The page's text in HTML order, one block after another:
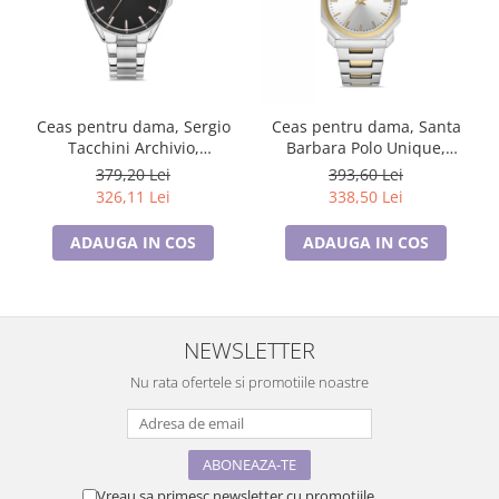
Ceas pentru dama, Sergio
Tacchini Archivio,
ST.1.10365.1
379,20 Lei
326,11 Lei
ADAUGA IN COS
Ceas pentru dama, Santa
Barbara Polo Unique,
SB.1.10256.5
393,60 Lei
338,50 Lei
ADAUGA IN COS
NEWSLETTER
Nu rata ofertele si promotiile noastre